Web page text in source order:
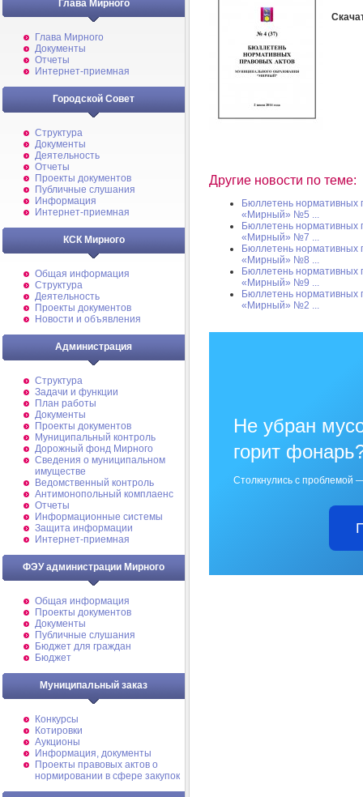
Глава Мирного
Глава Мирного
Документы
Отчеты
Интернет-приемная
Городской Совет
Структура
Документы
Деятельность
Отчеты
Проекты документов
Публичные слушания
Информация
Интернет-приемная
КСК Мирного
Общая информация
Структура
Деятельность
Проекты документов
Новости и объявления
Администрация
Структура
Задачи и функции
План работы
Документы
Проекты документов
Муниципальный контроль
Дорожный фонд Мирного
Cведения о муниципальном
имуществе
Ведомственный контроль
Антимонопольный комплаенс
Отчеты
Информационные системы
Защита информации
Интернет-приемная
ФЭУ администрации Мирного
Общая информация
Проекты документов
Документы
Публичные слушания
Бюджет для граждан
Бюджет
Муниципальный заказ
Конкурсы
Котировки
Аукционы
Информация, документы
Проекты правовых актов о
нормировании в сфере закупок
Другие новости по теме:
Бюллетень нормативных
«Мирный» №5 ...
Бюллетень нормативных
«Мирный» №7 ...
Бюллетень нормативных
«Мирный» №8 ...
Бюллетень нормативных
«Мирный» №9 ...
Бюллетень нормативных
«Мирный» №2 ...
Не убран
горит
Столкнулись с проблемой